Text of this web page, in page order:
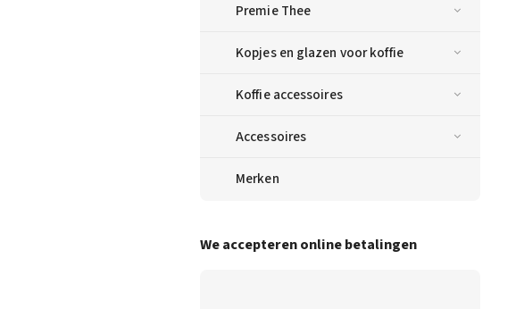
Premie Thee
Kopjes en glazen voor koffie
Koffie accessoires
Accessoires
Merken
We accepteren online betalingen